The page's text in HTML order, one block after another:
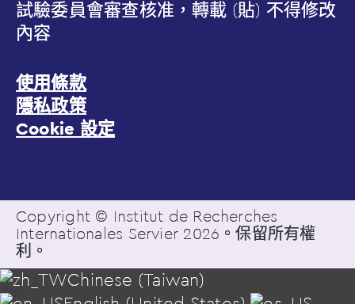
試驗委員會審查核准，轉載 (貼) 不得修改
內容
使用條款
隱私政策
Cookie 設定
Copyright © Institut de Recherches
Internationales Servier 2026。保留所有權
利。
Chinese (Taiwan)